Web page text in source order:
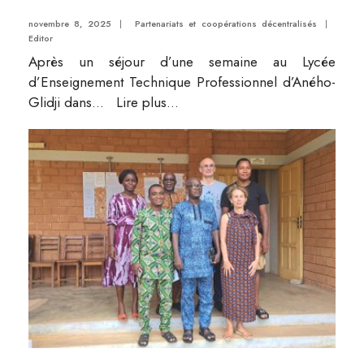
novembre 8, 2025 | Partenariats et coopérations décentralisés
|
Editor
Après un séjour d’une semaine au Lycée
d’Enseignement Technique Professionnel d’Aného-
Glidji dans... Lire plus...